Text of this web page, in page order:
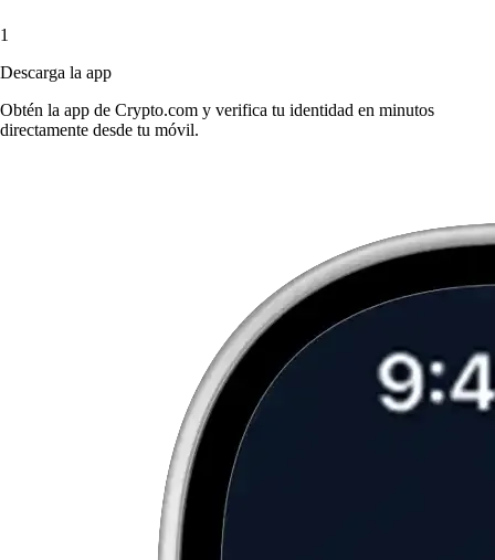
1
Descarga la app
Obtén la app de Crypto.com y verifica tu identidad en minutos
directamente desde tu móvil.